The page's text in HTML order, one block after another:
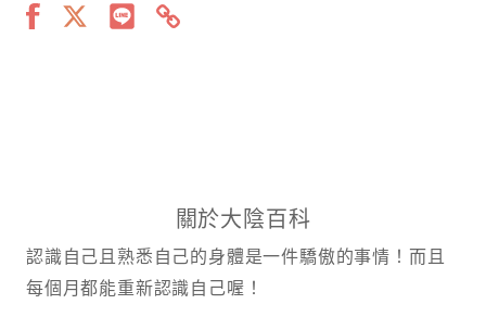
關於大陰百科
認識自己且熟悉自己的身體是一件驕傲的事情！而且
每個月都能重新認識自己喔！